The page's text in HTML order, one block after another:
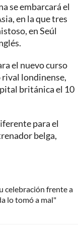
se embarcará el
en la que tres
en Seúl
el nuevo curso
londinense,
británica el 10
para el
belga,
celebración frente a
lo tomó a mal"